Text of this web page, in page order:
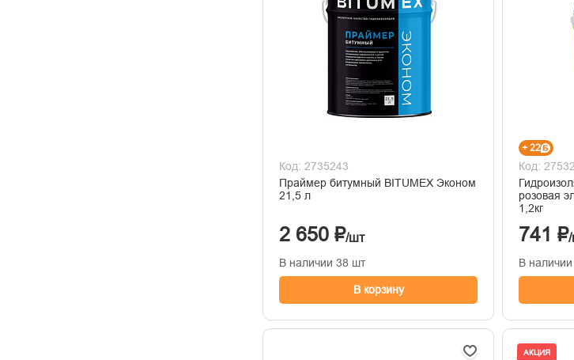
Код: 2735243
Праймер битумный BITUMEX Эконом
21,5 л
2 650 ₽/шт
В наличии 38 шт
В корзину
+ 22
Код:
розовая
1,2кг
741 ₽
В
АКЦИЯ